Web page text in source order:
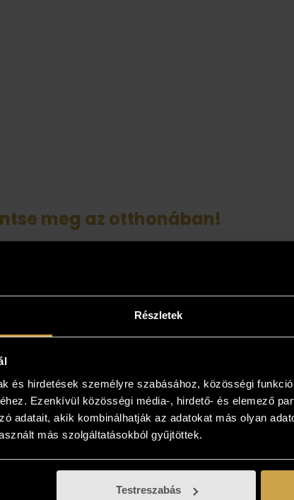
Részletek
és hirdetések személyre szabásához, közösségi
Ezenkívül közösségi média-, hirdető- és elemező
adatait, akik kombinálhatják az adatokat más olyan
más szolgáltatásokból gyűjtöttek.
Testreszabás
meg az otthonában!
is megtekinteni az új kedvencét, kollégáink
és vásárolja meg azt, ami élőben a
tetszik!